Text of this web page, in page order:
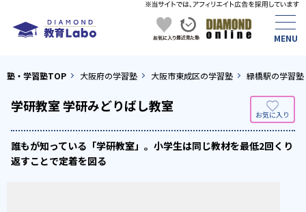
塾・学習塾TOP 大阪府の学習塾 大阪市東成区の学習塾 緑橋駅の学習塾
学研教室 学研みどりばし教室
誰もが知っている「学研教室」。小学生は同じ教材を最低2回くり
返すことで定着を図る